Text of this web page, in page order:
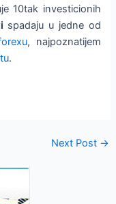
10tak investicionih
spadaju u jedne od
, najpoznatijem
.
Next Post →